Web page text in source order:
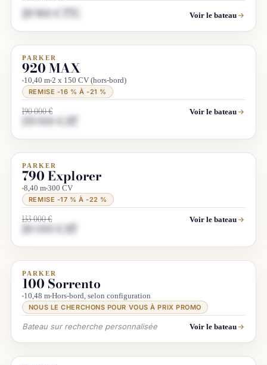
119 900 € TTC Voir le bateau
DÉSTOCKAGE
PARKER
920 MAX
10,40 m 2 x 150 CV (hors-bord)
REMISE -16 % À -21 %
190 000 €
159 000 € HT
Voir le bateau
DÉSTOCKAGE
PARKER
790 Explorer
8,40 m 300 CV
REMISE -17 % À -22 %
133 000 €
110 000 € HT
Voir le bateau
INFO & RECHERCHE
PARKER
100 Sorrento
10,48 m Hors-bord, selon configuration
NOUS LE CHERCHONS POUR VOUS À PRIX PROMO
Bateau sur recherche personnalisée Voir le bateau